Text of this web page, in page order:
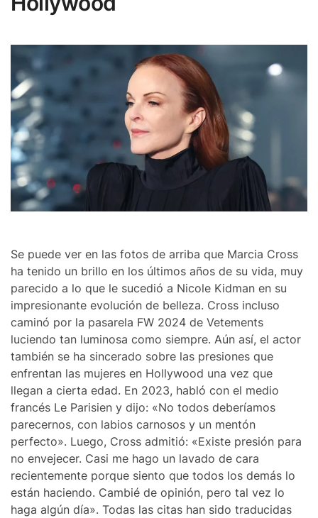
Se puede ver en las fotos de arriba que Marcia Cross
ha tenido un brillo en los últimos años de su vida, muy
parecido a lo que le sucedió a Nicole Kidman en su
impresionante evolución de belleza. Cross incluso
caminó por la pasarela FW 2024 de Vetements
luciendo tan luminosa como siempre. Aún así, el actor
también se ha sincerado sobre las presiones que
enfrentan las mujeres en Hollywood una vez que
llegan a cierta edad. En 2023, habló con el medio
francés Le Parisien y dijo: «No todos deberíamos
parecernos, con labios carnosos y un mentón
perfecto». Luego, Cross admitió: «Existe presión para
no envejecer. Casi me hago un lavado de cara
recientemente porque siento que todos los demás lo
están haciendo. Cambié de opinión, pero tal vez lo
haga algún día». Todas las citas han sido traducidas